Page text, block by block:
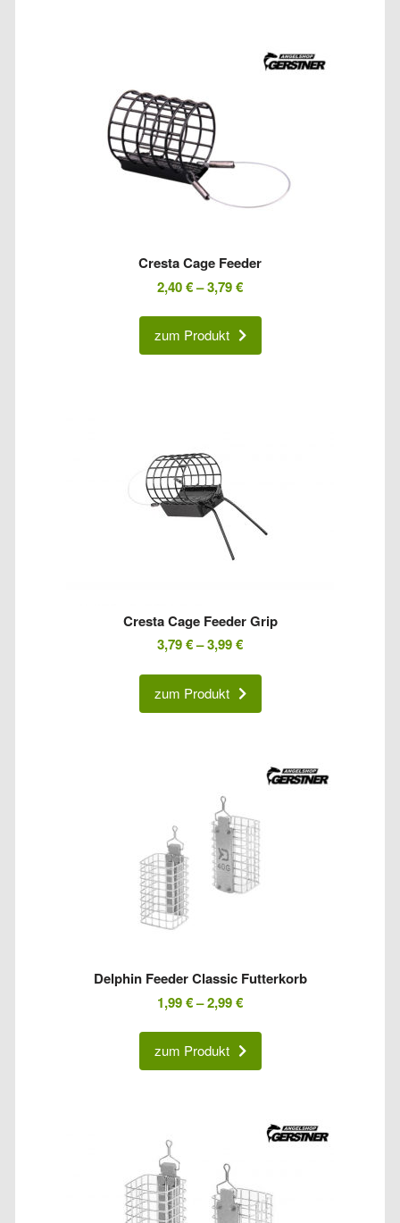
Cresta Cage Feeder
2,40€–3,79€
zum Produkt
Cresta Cage Feeder Grip
3,79€–3,99€
zum Produkt
Delphin Feeder Classic Futterkorb
1,99€–2,99€
zum Produkt